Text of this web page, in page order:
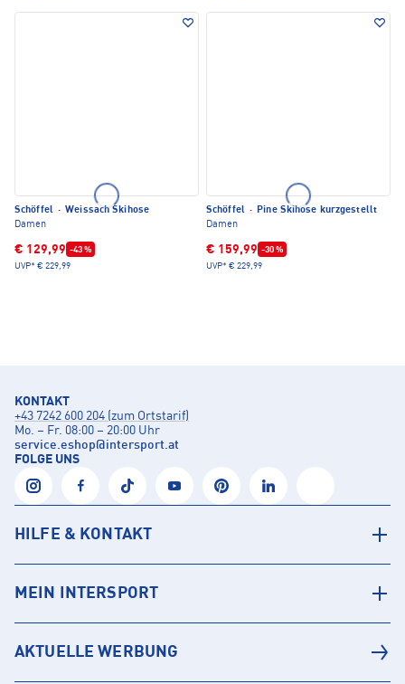
Schöffel · Weissach Skihose
Damen
€ 129,99 -43 %
UVP* € 229,99
Schöffel · Pine Skihose kurzgestellt
Damen
€ 159,99 -30 %
UVP* € 229,99
KONTAKT
+43 7242 600 204 (zum Ortstarif)
Mo. – Fr. 08:00 – 20:00 Uhr
service.eshop@intersport.at
FOLGE UNS
HILFE & KONTAKT
MEIN INTERSPORT
AKTUELLE WERBUNG